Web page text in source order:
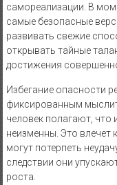
самореализации. В
самые безопасные
развивать свежие
открывать тайные
достижения
Избегание опасности
фиксированным
человек полагают, что
неизменны. Это влечет
могут потерпеть
следствии они
роста.